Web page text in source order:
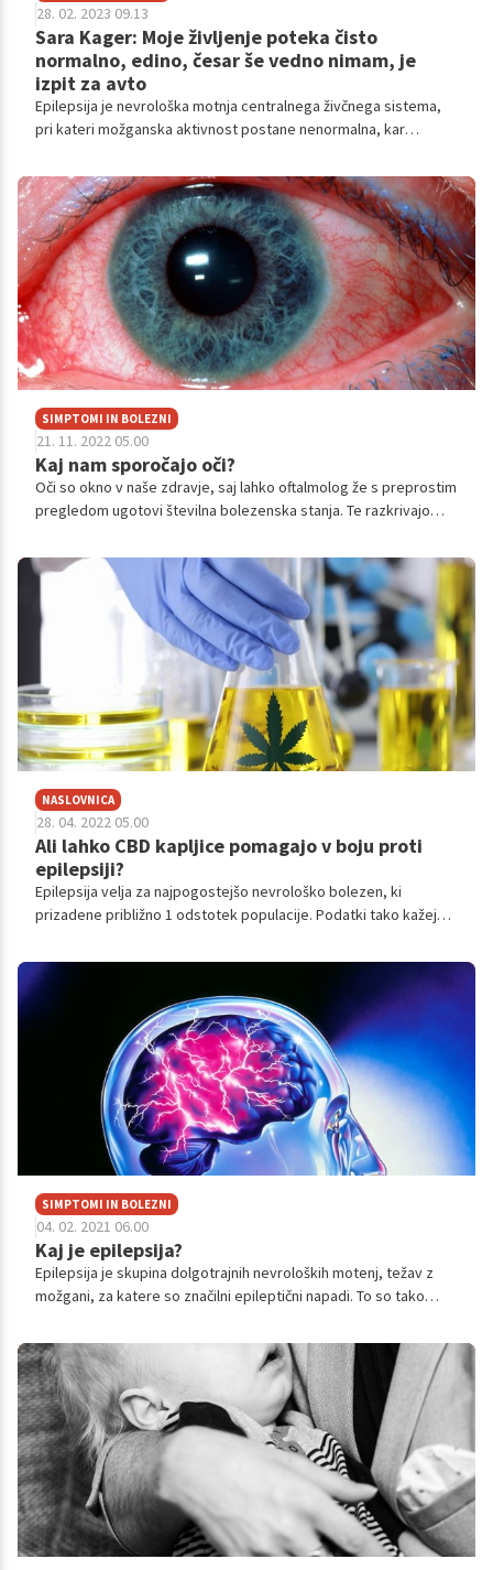
28. 02. 2023 09.13
Sara Kager: Moje življenje poteka čisto
normalno, edino, česar še vedno nimam, je
izpit za avto
Epilepsija je nevrološka motnja centralnega živčnega sistema,
pri kateri možganska aktivnost postane nenormalna, kar
včasih izgubo zavesti. Epilepsija lahko prizadene tako moške
kot ženske vseh ras, etničnih ozadij in starosti. Pogovarjali smo
se s Saro Kager, ki z epilepsijo živi že dobrih 20 let.
SIMPTOMI IN BOLEZNI
21. 11. 2022 05.00
Kaj nam sporočajo oči?
Oči so okno v naše zdravje, saj lahko oftalmolog že s preprostim
pregledom ugotovi številna bolezenska stanja. Te razkrivajo
še marsikaj drugega.
NASLOVNICA
28. 04. 2022 05.00
Ali lahko CBD kapljice pomagajo v boju proti
epilepsiji?
Epilepsija velja za najpogostejšo nevrološko bolezen, ki
prizadene približno 1 odstotek populacije. Podatki tako kažejo,
Evropi 6 milijonov, na svetu pa kar 40 milijonov. Bolezen se lahko
pojavi praktično kadar koli, v vseh življenjskih obdobjih, in je
enako pogosta pri moških ter ženskah.
SIMPTOMI IN BOLEZNI
04. 02. 2021 06.00
Kaj je epilepsija?
Epilepsija je skupina dolgotrajnih nevroloških motenj, težav z
možgani, za katere so značilni epileptični napadi. To so tako
lahko pa gre za dolga obdobja zelo mučnega tresenja. Po navadi
se ponavljajo in nimajo nekega očitnega vzroka.